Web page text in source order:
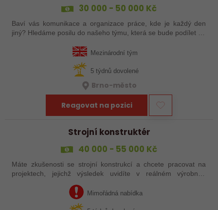
30 000 - 50 000 Kč
Baví vás komunikace a organizace práce, kde je každý den
jiný? Hledáme posilu do našeho týmu, která se bude podílet na
zahraničními dodavateli a…Mezinárodní tým
5 týdnů dovolené
Brno-město
Reagovat na pozici
Strojní konstruktér
40 000 - 55 000 Kč
Máte zkušenosti se strojní konstrukcí a chcete pracovat na
projektech, jejichž výsledek uvidíte v reálném výrobním
společnosti, která…
Mimořádná nabídka